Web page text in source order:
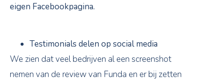
eigen Facebookpagina.
Testimonials delen op social media
We zien dat veel bedrijven al een screenshot
nemen van de review van Funda en er bij zetten